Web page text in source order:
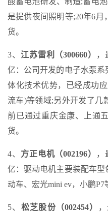
是提供夜间照明等;20年6
货。
3、 江苏雷利（300660）
，
亿：公司开发的电子水泵
体化技术优势，已经成功
流车)等领域;另外开发了几
前已通过重庆金康、上通
货。
4、 方正电机（002196）
，
亿：驱动电机主要装配车
动车、宏光mini ev，小鹏P7
5、 松芝股份（002454）